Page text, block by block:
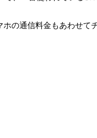
の通信料金もあわせて